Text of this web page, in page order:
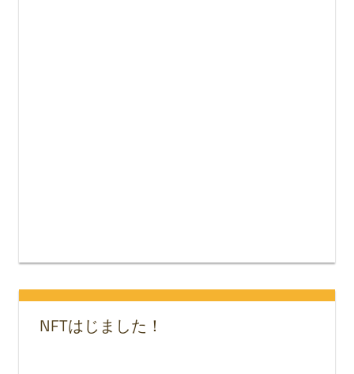
NFTはじました！